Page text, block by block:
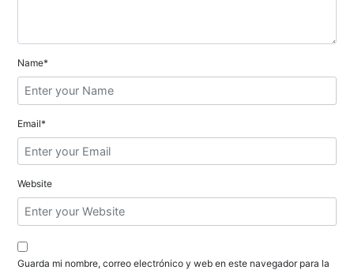
e
n
t
r
a
d
a
s
Name*
Email*
Website
Guarda mi nombre, correo electrónico y web en este navegador para la